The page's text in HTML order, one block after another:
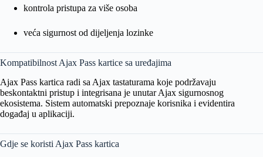
kontrola pristupa za više osoba
veća sigurnost od dijeljenja lozinke
Kompatibilnost Ajax Pass kartice sa uređajima
Ajax Pass kartica radi sa Ajax tastaturama koje podržavaju
beskontaktni pristup i integrisana je unutar Ajax sigurnosnog
ekosistema. Sistem automatski prepoznaje korisnika i evidentira
događaj u aplikaciji.
Gdje se koristi Ajax Pass kartica